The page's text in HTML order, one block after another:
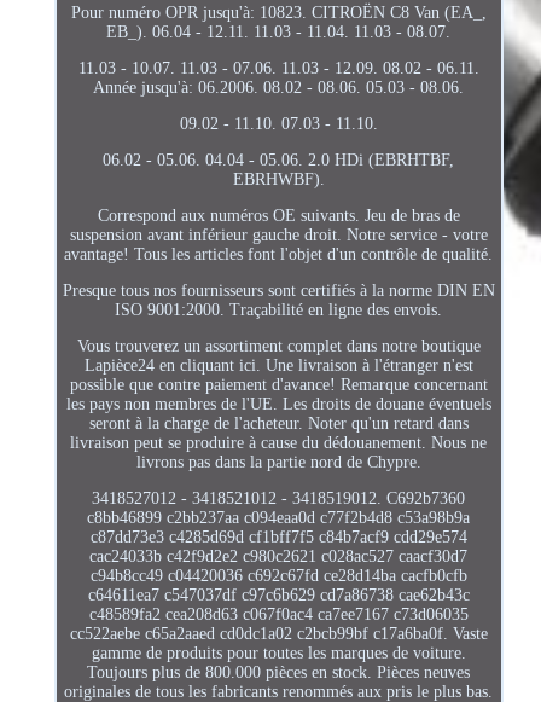
Pour numéro OPR jusqu'à: 10823. CITROËN C8 Van (EA_,
EB_). 06.04 - 12.11. 11.03 - 11.04. 11.03 - 08.07.
11.03 - 10.07. 11.03 - 07.06. 11.03 - 12.09. 08.02 - 06.11.
Année jusqu'à: 06.2006. 08.02 - 08.06. 05.03 - 08.06.
09.02 - 11.10. 07.03 - 11.10.
06.02 - 05.06. 04.04 - 05.06. 2.0 HDi (EBRHTBF,
EBRHWBF).
Correspond aux numéros OE suivants. Jeu de bras de
suspension avant inférieur gauche droit. Notre service - votre
avantage! Tous les articles font l'objet d'un contrôle de qualité.
Presque tous nos fournisseurs sont certifiés à la norme DIN EN
ISO 9001:2000. Traçabilité en ligne des envois.
Vous trouverez un assortiment complet dans notre boutique
Lapièce24 en cliquant ici. Une livraison à l'étranger n'est
possible que contre paiement d'avance! Remarque concernant
les pays non membres de l'UE. Les droits de douane éventuels
seront à la charge de l'acheteur. Noter qu'un retard dans
livraison peut se produire à cause du dédouanement. Nous ne
livrons pas dans la partie nord de Chypre.
3418527012 - 3418521012 - 3418519012. C692b7360
c8bb46899 c2bb237aa c094eaa0d c77f2b4d8 c53a98b9a
c87dd73e3 c4285d69d cf1bff7f5 c84b7acf9 cdd29e574
cac24033b c42f9d2e2 c980c2621 c028ac527 caacf30d7
c94b8cc49 c04420036 c692c67fd ce28d14ba cacfb0cfb
c64611ea7 c547037df c97c6b629 cd7a86738 cae62b43c
c48589fa2 cea208d63 c067f0ac4 ca7ee7167 c73d06035
cc522aebe c65a2aaed cd0dc1a02 c2bcb99bf c17a6ba0f. Vaste
gamme de produits pour toutes les marques de voiture.
Toujours plus de 800.000 pièces en stock. Pièces neuves
originales de tous les fabricants renommés aux pris le plus bas.